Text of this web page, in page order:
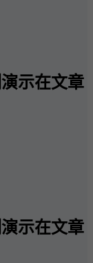
示在文章
示在文章